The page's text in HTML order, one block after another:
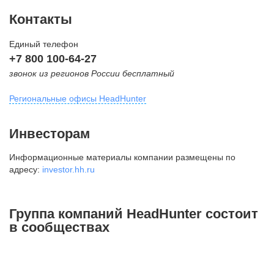
Контакты
Единый телефон
+7 800 100-64-27
звонок из регионов России бесплатный
Региональные офисы HeadHunter
внутригородская территория
Муниципальный округ Тверской,
2-я Брестская ул., д. 48,
+7 495 980-64-27
Инвесторам
Информационные материалы компании размещены по
адресу: investor.hh.ru
Группа компаний HeadHunter состоит
в сообществах